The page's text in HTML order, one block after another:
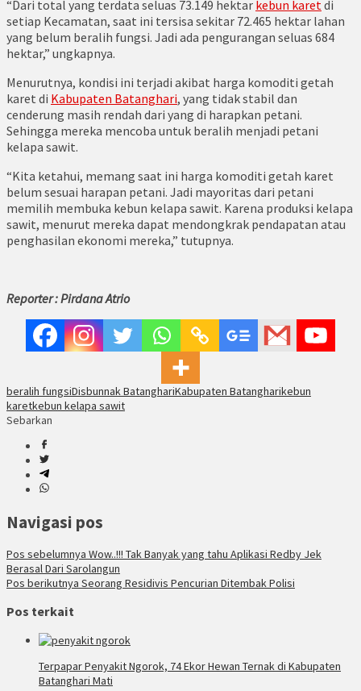
“Dari total yang terdata seluas 73.149 hektar kebun karetdi
setiap Kecamatan, saat ini tersisa sekitar 72.465 hektar lahan
yang belum beralih fungsi. Jadi ada pengurangan seluas 684
hektar,” ungkapnya.
Menurutnya, kondisi ini terjadi akibat harga komoditi getah
karet di Kabupaten Batanghari, yang tidak stabil dan
cenderung masih rendah dari yang di harapkan petani.
Sehingga mereka mencoba untuk beralih menjadi petani
kelapa sawit.
“Kita ketahui, memang saat ini harga komoditi getah karet
belum sesuai harapan petani. Jadi mayoritas dari petani
memilih membuka kebun kelapa sawit. Karena produksi kelapa
sawit, menurut mereka dapat mendongkrak pendapatan atau
penghasilan ekonomi mereka,” tutupnya.
Reporter : Pirdana Atrio
beralih fungsiDisbunnak BatanghariKabupaten Batangharikebun
karetkebun kelapa sawit
Sebarkan
Navigasi pos
Pos sebelumnya Wow..!!! Tak Banyak yang tahu Aplikasi Redby Jek
Berasal Dari Sarolangun
Pos berikutnya Seorang Residivis Pencurian Ditembak Polisi
Pos terkait
Terpapar Penyakit Ngorok, 74 Ekor Hewan Ternak di Kabupaten
Batanghari Mati